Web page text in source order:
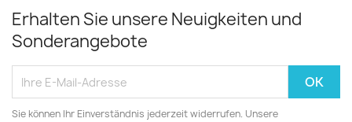
Erhalten Sie unsere Neuigkeiten und
Sonderangebote
Sie können Ihr Einverständnis jederzeit widerrufen. Unsere